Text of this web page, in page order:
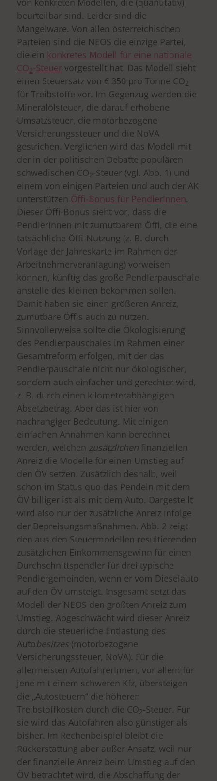
von konkreten Modellen, die (quantitativ)
beurteilbar sind. Leider sind die
Mangelware. Von allen österreichischen
Parteien sind die NEOS die einzige Partei,
die ein konkretes Modell für eine nationale
CO2-Steuer vorgestellt hat. Das Modell sieht
einen Steuersatz von € 350 pro Tonne CO2
für Treibstoffe vor. Im Gegenzug werden die
Mineralölsteuer, die darauf erhobene
Umsatzsteuer, die motorbezogene
Versicherungssteuer und die NoVA
gestrichen. Verglichen wird das Modell mit
der in der politischen Debatte populären
schwedischen CO2-Steuer (vgl. Abb. 1) und
einem von einigen Parteien und auch der AK
unterstützen Öffi-Bonus für PendlerInnen.
Dieser Öffi-Bonus sieht vor, dass die
PendlerInnen mit zumutbarem Öffi, die eine
tatsächliche Öffi-Nutzung (z. B. durch
Vorlage der Jahreskarte im Rahmen der
Arbeitnehmerveranlagung) vorweisen
können, künftig das große Pendlerpauschale
anstelle des kleinen bekommen sollen.
Damit haben sie einen größeren Anreiz,
zumutbare Öffis auch zu nutzen.
Sinnvollerweise sollte die Ökologisierung
des Pendlerpauschales im Rahmen einer
Gesamtreform erfolgen, mit der das
Pendlerpauschale nicht nur ökologischer,
sondern auch einfacher und gerechter wird,
z. B. durch einen kilometerabhängigen
Absetzbetrag. Aber das ist hier von
nachrangiger Bedeutung. Mit einigen
einfachen Annahmen kann berechnet
werden, welchen zusätzlichen finanziellen
Anreiz die Modelle für einen Umstieg auf
den ÖV setzen. Zusätzlich deshalb, weil
schon im Status quo das Pendeln mit dem
ÖV billiger ist als mit dem Auto. Dargestellt
wird also nur der zusätzliche Anreiz infolge
der Bepreisungsmaßnahmen. Abb. 2 zeigt
den aus den Steuermodellen resultierenden
zusätzlichen Einkommensgewinn für einen
Durchschnittspendler für drei typische
Pendlergemeinden, wenn er vom Dieselauto
auf den ÖV umsteigt. Insgesamt setzt das
Modell der NEOS den größten Anreiz zum
Umstieg. Abgeschwächt wird dieser Anreiz
durch die steuerliche Entlastung des
Autobesitzes (motorbezogene
Versicherungssteuer, NoVA). Für die
allermeisten AutofahrerInnen, vor allem für
jene mit einem schweren Kfz, übersteigen
die „Autosteuern“ die höheren
Treibstoffkosten durch die CO2-Steuer. Für
sie wird das Autofahren also günstiger als
bisher. Im Rechenbeispiel bleibt die
Rückerstattung aber außer Ansatz, weil nur
der finanzielle Anreiz beim Umstieg auf den
ÖV betrachtet wird, die Abschaffung der